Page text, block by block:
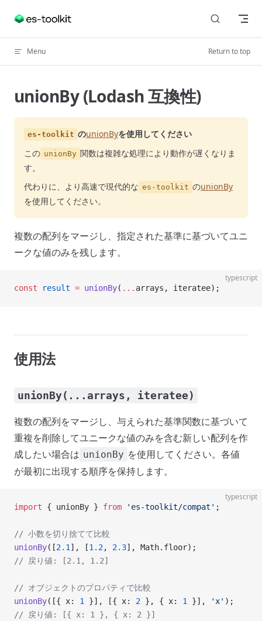
Skip to content
Menu Return to top
unionBy (Lodash 互換性)
es-toolkit のunionByを使用してください
この unionBy 関数は複雑な処理により動作が遅くなりま
す。
代わりに、より高速で現代的な es-toolkit のunionBy
を使用してください。
複数の配列をマージし、指定された基準に基づいてユニ
ークな値のみを残します。
typescript
const result = unionBy( ... arrays, iteratee);
使用法
unionBy(...arrays, iteratee)
複数の配列をマージし、与えられた基準関数に基づいて
重複を削除してユニークな値のみを含む新しい配列を作
成したい場合は unionBy を使用してください。各値
が最初に出現する順序を保持します。
typescript
import { unionBy } from 'es-toolkit/compat' ;
// 小数を切り捨てて比較
unionBy([2.1 ], [1.2, 2.3], Math.floor);
// 戻り値: [2.1, 1.2]
// オブジェクトのプロパティで比較
unionBy([{ x: 1 }], [{ x: 2 }, { x: 1 }], 'x' );
// 戻り値: [{ x: 1 }, { x: 2 }]